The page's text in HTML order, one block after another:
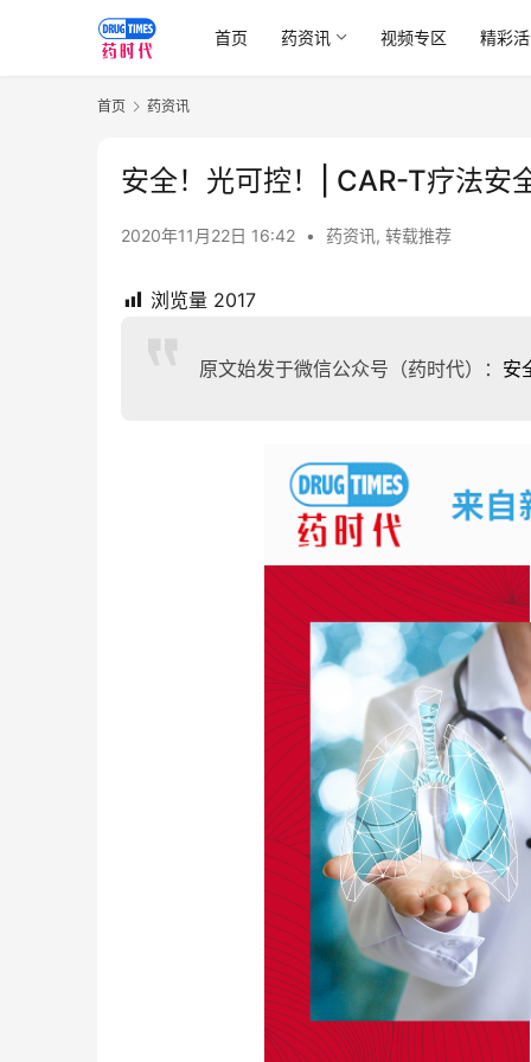
首页 药资讯 视频专区 精彩
首页 药资讯
安全！光可控！| CAR-T疗法安
2020年11月22日 16:42 • 药资讯, 转载推荐
浏览量 2017
原文始发于微信公众号（药时代）： 安